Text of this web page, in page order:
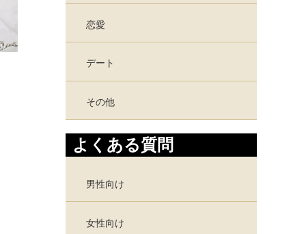
恋愛
デート
その他
よくある質問
男性向け
女性向け